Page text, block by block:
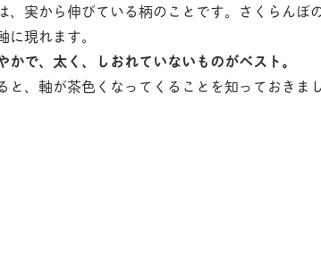
、実から伸びている柄のことです。さくらんぼ
現れます。
かで、太く、しおれていないものがベスト。
と、軸が茶色くなってくることを知っておきま